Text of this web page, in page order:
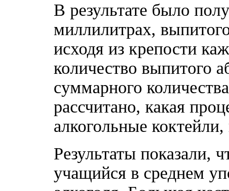
В результате было
миллилитрах,
исходя из крепости
количество выпитого
суммарного
рассчитано, какая
алкогольные
Результаты показали,
учащийся в среднем